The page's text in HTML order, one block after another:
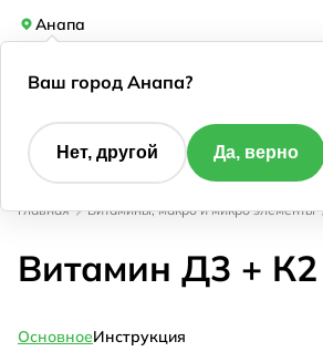
Анапа
Главная Витамины, макро и микро элементы
Витамин Д3 +
ОсновноеИнструкция
Ваш город Анапа?
Нет, другой Да, верно